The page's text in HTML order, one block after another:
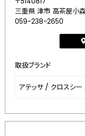
三重県 津市 高茶屋小
059-238-2650
取扱ブランド
アテッサ / クロスシー